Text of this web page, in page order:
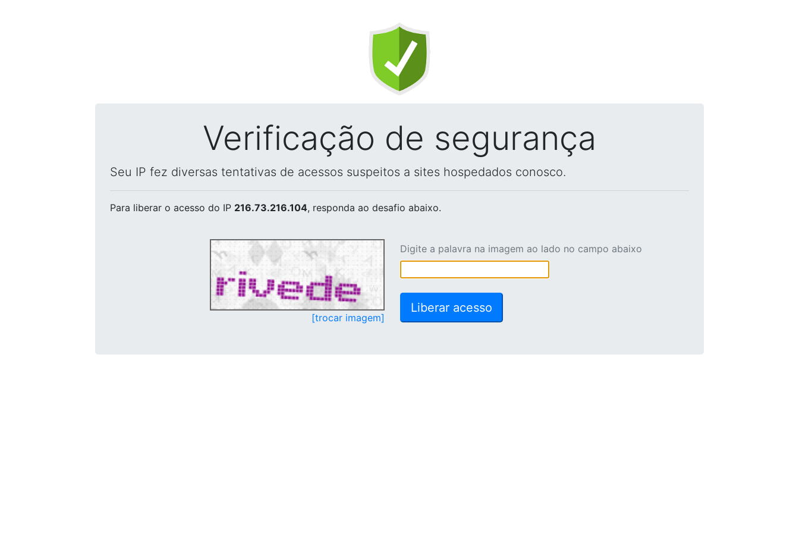
Verificação de segurança
Seu IP fez diversas tentativas de acessos suspeitos a sites hospedados conosco.
Para liberar o acesso do IP 216.73.216.104, responda ao desafio abaixo.
[trocar imagem]
Digite a palavra na imagem ao lado no campo abaixo